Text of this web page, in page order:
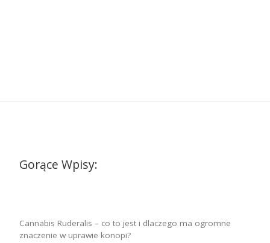
Gorące Wpisy:
Cannabis Ruderalis – co to jest i dlaczego ma ogromne
znaczenie w uprawie konopi?